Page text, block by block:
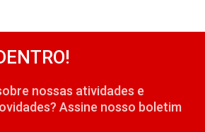
nossas atividades e
Assine nosso boletim